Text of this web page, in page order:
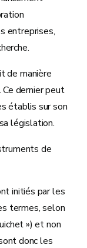
entreprises,
de manière
dernier peut
établis sur son
législation.
de
initiés par les
termes, selon
») et non
donc les